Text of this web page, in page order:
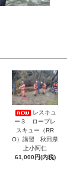
レスキュ
ー３ ロープレ
スキュー（RR
O）講習 秋田県
上小阿仁
61,000円(内税)